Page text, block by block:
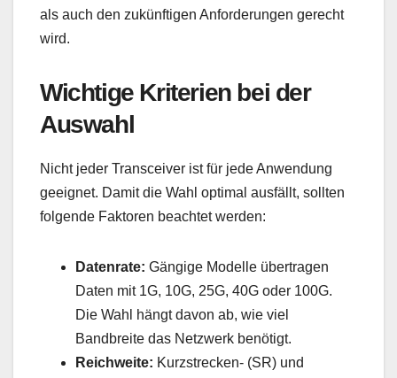
als auch den zukünftigen Anforderungen gerecht
wird.
Wichtige Kriterien bei der
Auswahl
Nicht jeder Transceiver ist für jede Anwendung
geeignet. Damit die Wahl optimal ausfällt, sollten
folgende Faktoren beachtet werden:
Datenrate: Gängige Modelle übertragen
Daten mit 1G, 10G, 25G, 40G oder 100G.
Die Wahl hängt davon ab, wie viel
Bandbreite das Netzwerk benötigt.
Reichweite: Kurzstrecken- (SR) und